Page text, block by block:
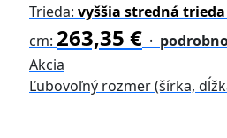
Trieda: vyššia stredná trieda
cm: 263,35 € ·
Akcia
Ľubovoľný rozmer (šírka,